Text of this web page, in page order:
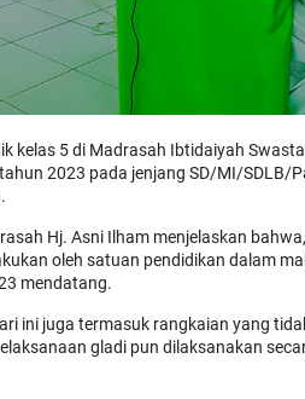
kelas 5 di Madrasah Ibtidaiyah
2023 pada jenjang SD/MI/SDLB/
Hj. Asni Ilham menjelaskan
oleh satuan pendidikan dalam
mendatang.
ini juga termasuk rangkaian yang
gladi pun dilaksanakan